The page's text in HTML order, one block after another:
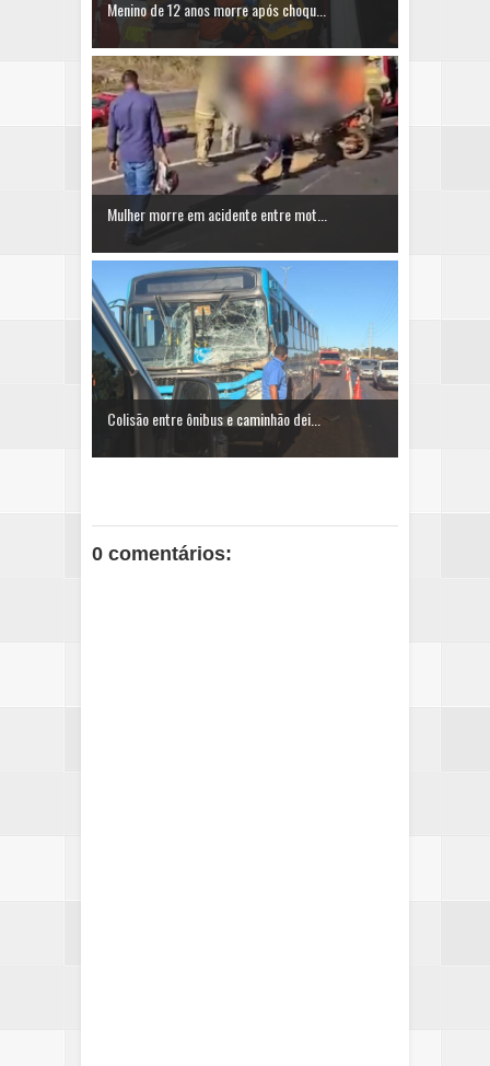
Menino de 12 anos morre após choqu...
Mulher morre em acidente entre mot...
Colisão entre ônibus e caminhão dei...
0 comentários: